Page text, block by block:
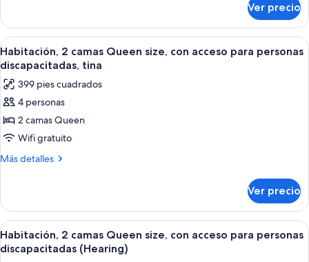
size
2
camas
Queen
size
Ver precio
Abrir
todas
las
fotos
de
Habitación,
2
camas
con
acceso
para
personas
Habitación de hotel con dos camas,
4
Habitación, 2 camas Queen size, con acceso para personas
discapacitadas, tina
399 pies cuadrados
4 personas
2 camas Queen
Wifi gratuito
Más detalles
Más
2
camas
Queen
size,
Ver precio
Abrir
todas
Habitación de hotel con dos camas,
5
Habitación, 2 camas Queen size, con acceso para personas
discapacitadas (Hearing)